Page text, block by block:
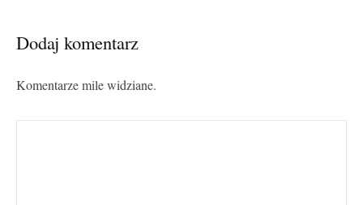
Dodaj komentarz
Komentarze mile widziane.